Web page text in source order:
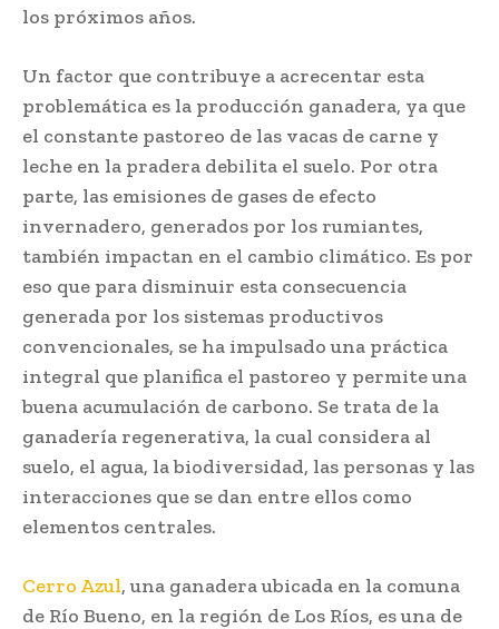
los próximos años.
Un factor que contribuye a acrecentar esta
problemática es la producción ganadera, ya que
el constante pastoreo de las vacas de carne y
leche en la pradera debilita el suelo. Por otra
parte, las emisiones de gases de efecto
invernadero, generados por los rumiantes,
también impactan en el cambio climático. Es por
eso que para disminuir esta consecuencia
generada por los sistemas productivos
convencionales, se ha impulsado una práctica
integral que planifica el pastoreo y permite una
buena acumulación de carbono. Se trata de la
ganadería regenerativa, la cual considera al
suelo, el agua, la biodiversidad, las personas y las
interacciones que se dan entre ellos como
elementos centrales.
Cerro Azul, una ganadera ubicada en la comuna
de Río Bueno, en la región de Los Ríos, es una de